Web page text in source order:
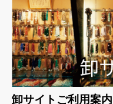
卸サイトご利用案